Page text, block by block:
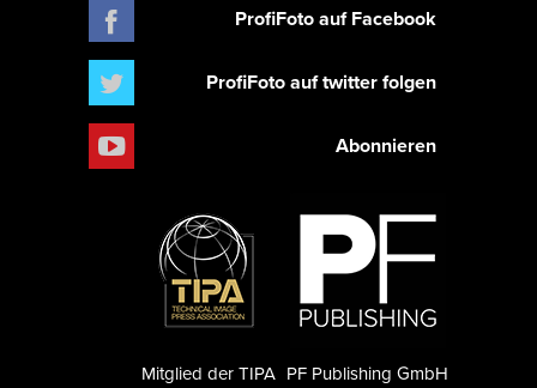
ProfiFoto auf Facebook
ProfiFoto auf twitter folgen
Abonnieren
PF Publishing GmbH
Mitglied der TIPA